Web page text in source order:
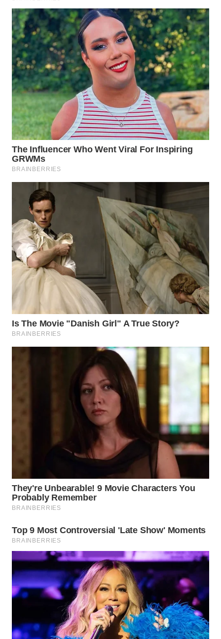
WN
TEBING
TINGGI
WN
PAKPAK
WN
KARAWANG
WN
BEKASI
WN
BOGOR
WN
DEPOK
WN
TAPANULI
UTARA
SAMOSIR
WN
KEPULAUAN
WN
TANGERANG
WN
BINJAI
WN
CIREBON